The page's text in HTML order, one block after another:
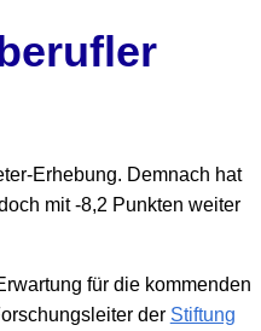
Erhebung. Demnach hat
mit -8,2 Punkten weiter
für die kommenden
der Stiftung